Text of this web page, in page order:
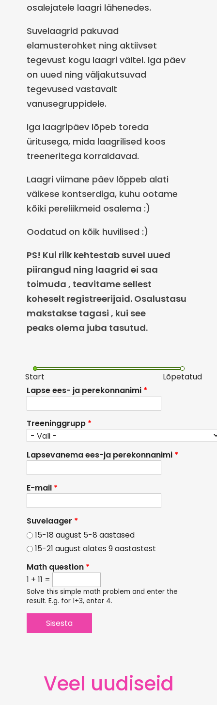
osalejatele laagri lähenedes.
Suvelaagrid pakuvad
elamusterohket ning aktiivset
tegevust kogu laagri vältel. Iga päev
on uued ning väljakutsuvad
tegevused vastavalt
vanusegruppidele.
Iga laagripäev lõpeb toreda
üritusega, mida laagrilised koos
treeneritega korraldavad.
Laagri viimane päev lõppeb alati
väikese kontserdiga, kuhu ootame
kõiki pereliikmeid osalema :)
Oodatud on kõik huvilised :)
PS! Kui riik kehtestab suvel uued
piirangud ning laagrid ei saa
toimuda , teavitame sellest
koheselt registreerijaid. Osalustasu
makstakse tagasi , kui see
peaks olema juba tasutud.
Start
Lõpetatud
Lapse ees- ja perekonnanimi *
Treeninggrupp *
Lapsevanema ees-ja perekonnanimi *
E-mail *
Suvelaager *
15-18 august 5-8 aastased
15-21 august alates 9 aastastest
Math question *
1 + 11 =
Solve this simple math problem and enter the
result. E.g. for 1+3, enter 4.
Veel uudiseid